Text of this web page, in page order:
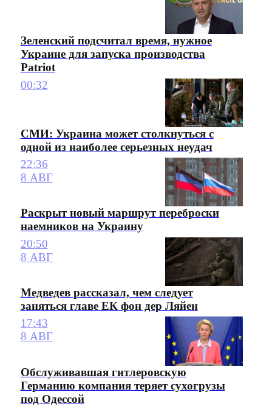
Зеленский подсчитал время, нужное
Украине для запуска производства
Patriot
00:32
СМИ: Украина может столкнуться с
одной из наиболее серьезных неудач
22:36
8 АВГ
Раскрыт новый маршрут переброски
наемников на Украину
20:50
8 АВГ
Медведев рассказал, чем следует
заняться главе ЕК фон дер Ляйен
17:43
8 АВГ
Обслуживавшая гитлеровскую
Германию компания теряет сухогрузы
под Одессой